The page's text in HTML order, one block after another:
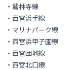
鷲林寺線
西宮浜手線
マリナパーク線
西宮浜甲子園線
・西宮団地線
宮北口線